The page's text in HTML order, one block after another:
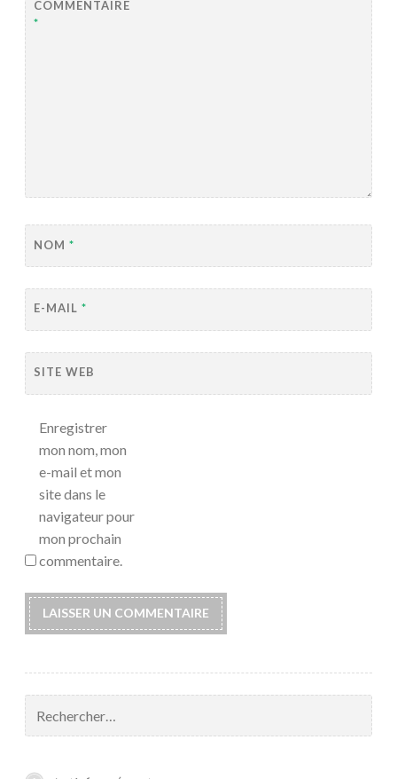
COMMENTAIRE
*
NOM *
E-MAIL *
SITE WEB
Enregistrer
mon nom, mon
e-mail et mon
site dans le
navigateur pour
mon prochain
commentaire.